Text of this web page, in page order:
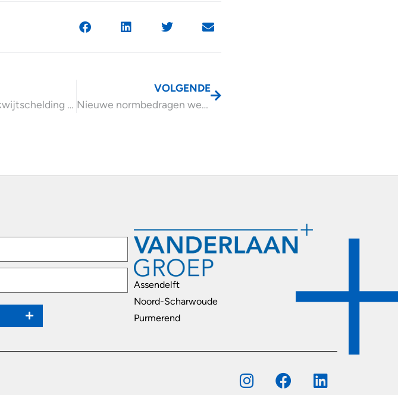
Wanneer is kwijtschelding voor erfgenamen mogelijk?
VOLGENDE
Nieuwe normbedragen werkkostenregeling 2026
Assendelft
Noord-Scharwoude
Purmerend